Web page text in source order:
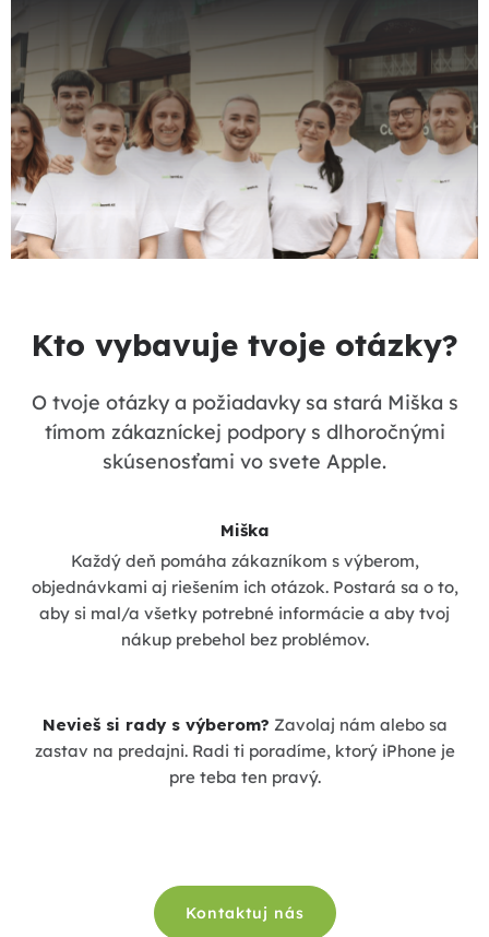
Kto vybavuje tvoje otázky?
O tvoje otázky a požiadavky sa stará Miška s
tímom zákazníckej podpory s dlhoročnými
skúsenosťami vo svete Apple.
Miška
Každý deň pomáha zákazníkom s výberom,
objednávkami aj riešením ich otázok. Postará sa o to,
aby si mal/a všetky potrebné informácie a aby tvoj
nákup prebehol bez problémov.
Nevieš si rady s výberom? Zavolaj nám alebo sa
zastav na predajni. Radi ti poradíme, ktorý iPhone je
pre teba ten pravý.
Kontaktuj nás